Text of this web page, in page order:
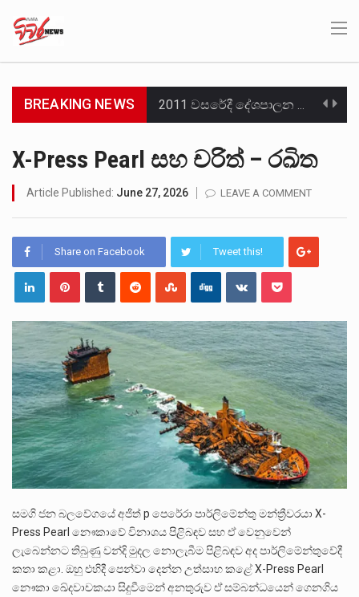
BREAKING NEWS
වත්මන් ආණ්ඩුවේ ප්‍රධාන පාර්ශවකරුවා වන ජනතා විමුක්ති පෙරමුණේ කාලයක පටන් තිබුණු ප්‍රධාන සටන් පාඨයක් වූවේ…
සංවිධානාත්මක අපරාධකරුවකු වන ලොකු පැටිගේ ප්‍රධාන වෙඩික්කරු බවට සැක කරන ගිං ගඟේ ගිල්වා මරා දමා…
බන්ධනාගාර රැදවියන් 1,021 දෙනෙකු ඉකුත් වසර පහක කාලය තුලදී (2020 ජනවාරි 01 සිට 2025 දෙසැම්බර්…
දිවයින පුරා පිහිටි බන්ධනාගාරවල පවතින දැඩි තදබදය හේතුවෙන් බන්ධනාගාර පද්ධතිය තුළ දැඩි අවදානම් තත්ත්වයක් නිර්මාණය…
නව පරිසර පනත යටතේ ශබ්ද දූෂණය සම්බන්ධයෙන් කටයුතු කිරීමට නව රෙගුලාසි ගෙන ඒමට මධ්‍යම පරිසර…
උපරිම සිල්ලර මිල ඉක්මවා රතු නාඩු සහල් වෙළෙඳපොළට සැපයීමේ චෝදනාවට වැරදිකරු වූ නිව් රත්න සහල්…
X-Press Pearl සහ චරිත් – රඛිත
Article Published: June 27, 2026 LEAVE A COMMENT
Share on Facebook Tweet this!
සමගි ජන බලවේගයේ අජිත් p පෙරේරා පාර්ලිමේන්තු මන්ත්‍රීවරයා X-
Press Pearl නෞකාවේ විනාශය පිළිබඳව සහ ඒ වෙනුවෙන්
ලැබෙන්නට තිබුණු වන්දි මුදල නොලැබීම පිළිබඳව අද පාර්ලිමේන්තුවේදී
කතා කළා. ඔහු එහිදී පෙන්වා දෙන්න උත්සාහ කළේ X-Press Pearl
නෞකා ඛේදවාචකයා සිදුවීමෙන් අනතුරුව ඒ සම්බන්ධයෙන් ගෙනගිය